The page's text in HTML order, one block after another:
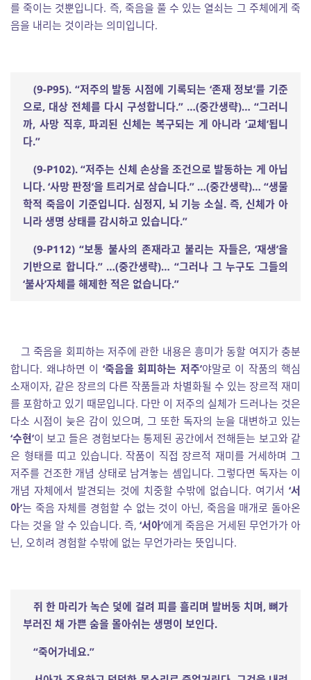
를 죽이는 것뿐입니다. 즉, 죽음을 풀 수 있는 열쇠는 그 주체에게 죽
음을 내리는 것이라는 의미입니다.
(9-P95). “저주의 발동 시점에 기록되는 ‘존재 정보’를 기준
으로, 대상 전체를 다시 구성합니다.” …(중간생략)… “그러니
까, 사망 직후,파괴된 신체는 복구되는 게 아니라 ‘교체’됩니
다.”
(9-P102). “저주는 신체 손상을 조건으로 발동하는 게 아닙
니다. ‘사망 판정’을 트리거로 삼습니다.” …(중간생략)… “생물
학적 죽음이 기준입니다. 심정지, 뇌 기능 소실.즉,신체가 아
니라 생명 상태를 감시하고 있습니다.”
(9-P112) “보통 불사의 존재라고 불리는 자들은, ‘재생’을
기반으로 합니다.” …(중간생략)…“그러나 그 누구도 그들의
‘불사’자체를 해제한 적은 없습니다.”
그 죽음을 회피하는 저주에 관한 내용은 흥미가 동할 여지가 충분
합니다. 왜냐하면 이 ‘죽음을 회피하는 저주’야말로 이 작품의 핵심
소재이자, 같은 장르의 다른 작품들과 차별화될 수 있는 장르적 재미
를 포함하고 있기 때문입니다. 다만 이 저주의 실체가 드러나는 것은
다소 시점이 늦은 감이 있으며, 그 또한 독자의 눈을 대변하고 있는
‘수현’이 보고 들은 경험보다는 통제된 공간에서 전해듣는 보고와 같
은 형태를 띠고 있습니다. 작품이 직접 장르적 재미를 거세하며 그
저주를 건조한 개념 상태로 남겨놓는 셈입니다. 그렇다면 독자는 이
개념 자체에서 발견되는 것에 치중할 수밖에 없습니다. 여기서 ‘서
아’는 죽음 자체를 경험할 수 없는 것이 아닌, 죽음을 매개로 돌아온
다는 것을 알 수 있습니다. 즉, ‘서아’에게 죽음은 거세된 무언가가 아
닌, 오히려 경험할 수밖에 없는 무언가라는 뜻입니다.
쥐 한 마리가 녹슨 덫에 걸려 피를 흘리며 발버둥 치며,뼈가
부러진 채 가쁜 숨을 몰아쉬는 생명이 보인다.
“죽어가네요.”